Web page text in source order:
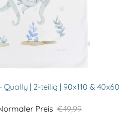
| 2-teilig | 90x110 & 40x60
Preis €49,99